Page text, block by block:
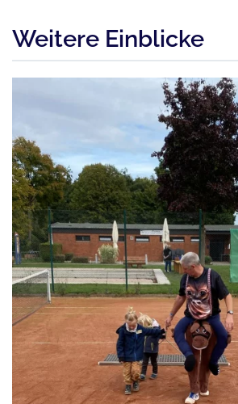
Weitere Einblicke